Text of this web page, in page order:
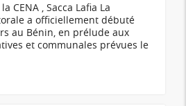
CENA , Sacca Lafia La
a officiellement débuté
au Bénin, en prélude aux
et communales prévues le